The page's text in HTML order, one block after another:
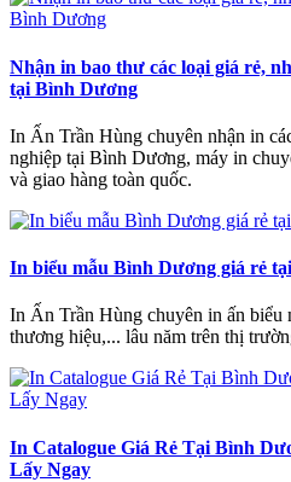
Nhận in bao thư các loại giá rẻ,
tại Bình Dương
In Ấn Trần Hùng chuyên nhận in
nghiệp tại Bình Dương, máy in
và giao hàng toàn quốc.
In biểu mẫu Bình Dương giá rẻ
In Ấn Trần Hùng chuyên in ấn biểu
thương hiệu,... lâu năm trên thị
In Catalogue Giá Rẻ Tại Bình
Lấy Ngay